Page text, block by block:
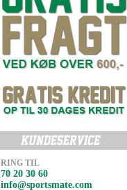
RING TIL
70 20 30 60
info@sportsmate.com